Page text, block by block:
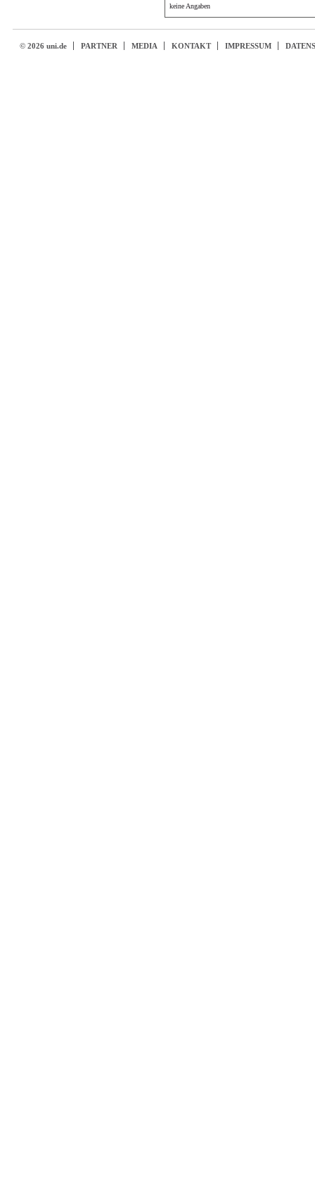
keine Angaben
© 2026 uni.de PARTNER MEDIA KONTAKT IMPRESSUM